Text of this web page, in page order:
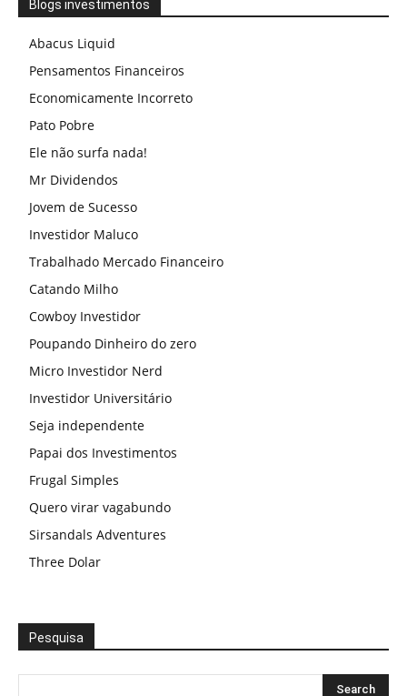
Blogs investimentos
Abacus Liquid
Pensamentos Financeiros
Economicamente Incorreto
Pato Pobre
Ele não surfa nada!
Mr Dividendos
Jovem de Sucesso
Investidor Maluco
Trabalhado Mercado Financeiro
Catando Milho
Cowboy Investidor
Poupando Dinheiro do zero
Micro Investidor Nerd
Investidor Universitário
Seja independente
Papai dos Investimentos
Frugal Simples
Quero virar vagabundo
Sirsandals Adventures
Three Dolar
Pesquisa